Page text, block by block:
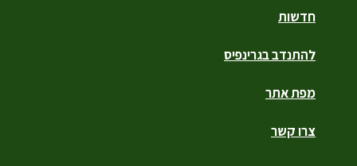
חדשות
להתנדב בגרינפיס
מפת אתר
צרו קשר